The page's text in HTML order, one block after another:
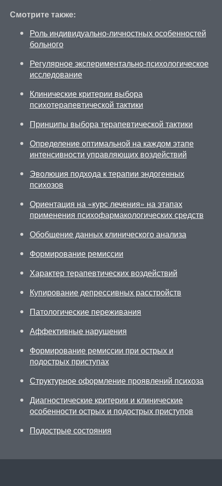
Смотрите также:
Роль индивидуально-личностных особенностей
больного
Регулярное экспериментально-психологическое
исследование
Клинические критерии выбора
психотерапевтической тактики
Принципы выбора терапевтической тактики
Определение оптимальной на каждом этапе
интенсивности управляющих воздействий
Эволюция подхода к терапии эндогенных
психозов
Ориентация на «курс лечения» на этапах
применения психофармакологических средств
Обобщение данных клинического анализа
Формирование ремиссии
Характер терапевтических воздействий
Купирование депрессивных расстройств
Патологические переживания
Аффективные нарушения
Формирование ремиссии при острых и
подострых приступах
Структурное оформление проявлений психоза
Диагностические критерии и клинические
особенности острых и подострых приступов
Подострые состояния